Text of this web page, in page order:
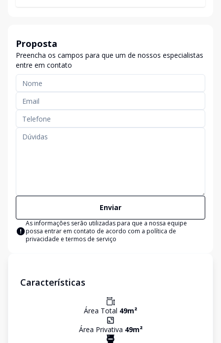
Proposta
Preencha os campos para que um de nossos especialistas
entre em contato
Enviar
As informações serão utilizadas para que a nossa equipe
possa entrar em contato de acordo com a política de
privacidade e termos de serviço
Características
Área Total 49m²
Área Privativa 49m²